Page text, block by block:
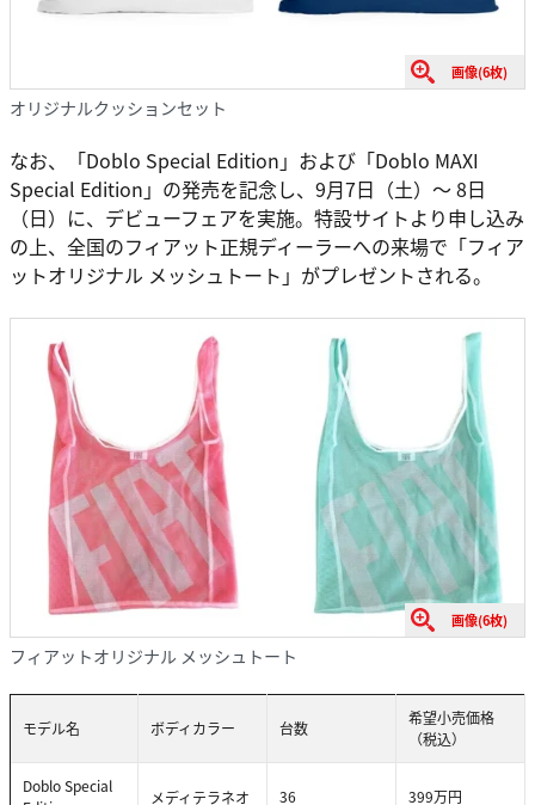
画像(6枚)
オリジナルクッションセット
なお、「Doblo Special Edition」および「Doblo MAXI
Special Edition」の発売を記念し、9月7日（土）～ 8日
（日）に、デビューフェアを実施。特設サイトより申し込み
の上、全国のフィアット正規ディーラーへの来場で「フィア
ットオリジナル メッシュトート」がプレゼントされる。
画像(6枚)
フィアットオリジナル メッシュトート
モデル名 ボディカラー 台数
希望小売価格
（税込）
Doblo Special
メディテラネオ 36 399万円